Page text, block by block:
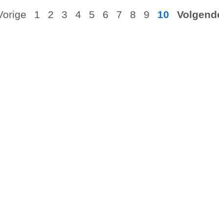
1 2 3 4 5 6 7 8 9 10